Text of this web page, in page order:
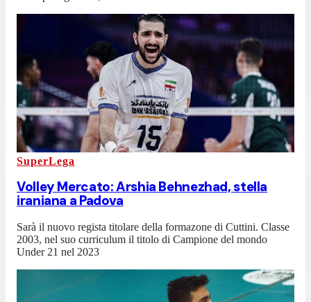
SuperLega
Volley Mercato: Arshia Behnezhad, stella
iraniana a Padova
Sarà il nuovo regista titolare della formazone di Cuttini. Classe
2003, nel suo curriculum il titolo di Campione del mondo
Under 21 nel 2023